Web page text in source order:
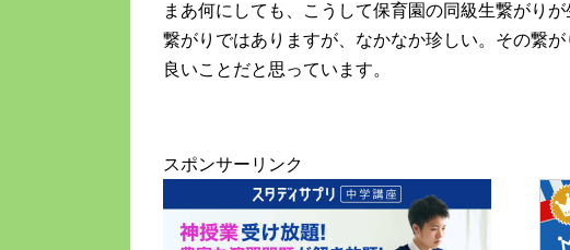
まあ何にしても、こうして保育園の同級生繋がり
繋がりではありますが、なかなか珍しい。その繋
良いことだと思っています。
スポンサーリンク